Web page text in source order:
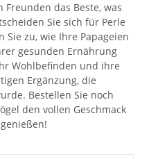
Freunden das Beste, was
Sie sich für Perle
zu, wie Ihre Papageien
gesunden Ernährung
Wohlbefinden und ihre
Ergänzung, die
Bestellen Sie noch
den vollen Geschmack